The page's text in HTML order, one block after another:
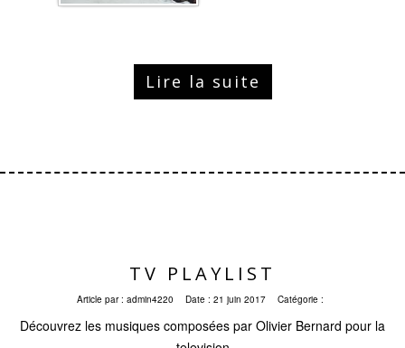
Lire la suite
TV PLAYLIST
Article par : admin4220 Date : 21 juin 2017 Catégorie :
Découvrez les musiques composées par Olivier Bernard pour la